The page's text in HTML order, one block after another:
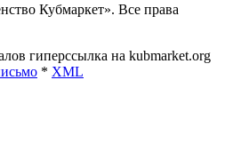
Кубмаркет». Все права
гиперссылка на kubmarket.org
* XML